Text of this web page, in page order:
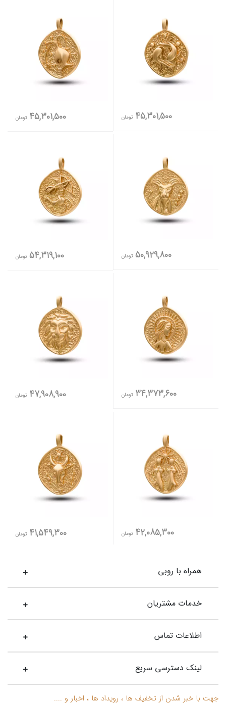
45,301,500 تومان 45,301,500 تومان
50,929,800 تومان 54,319,100 تومان
34,373,600 تومان 47,908,900 تومان
42,085,300 تومان 41,549,300 تومان
همراه با روبی
خدمات مشتریان
اطلاعات تماس
لینک دسترسی سریع
جهت با خبر شدن از تخفیف ها ، رویداد ها ، اخبار و ....